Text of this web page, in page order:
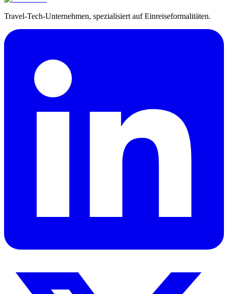
Travel-Tech-Unternehmen, spezialisiert auf Einreiseformalitäten.